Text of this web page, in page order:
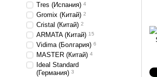
Tres (Испания) 4
Gromix (Китай) 2
Cristal (Китай) 2
ARMATA (Китай) 15
Vidima (Болгария) 6
MASTER (Китай) 4
Ideal Standard
(Германия) 3